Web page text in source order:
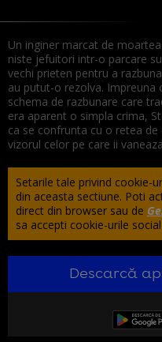
Un inginer marcat de
niste jefuitori intr-o parcare
vechi prieten pentru a
au putut-o rezolva. Impreuna
schema de razbunare care
era aparent o simpla crima,
ca se confrunta cu o retea
vizorul celor pe care ii
Setarile tale privind cookie-
din aceasta sectiune. Poti
direct din browser sau de
sa accepti cookie-urile
Descarcă